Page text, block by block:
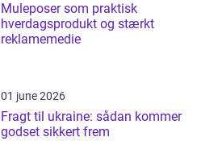
Muleposer som praktisk
hverdagsprodukt og stærkt
reklamemedie
01 june 2026
Fragt til ukraine: sådan kommer
godset sikkert frem